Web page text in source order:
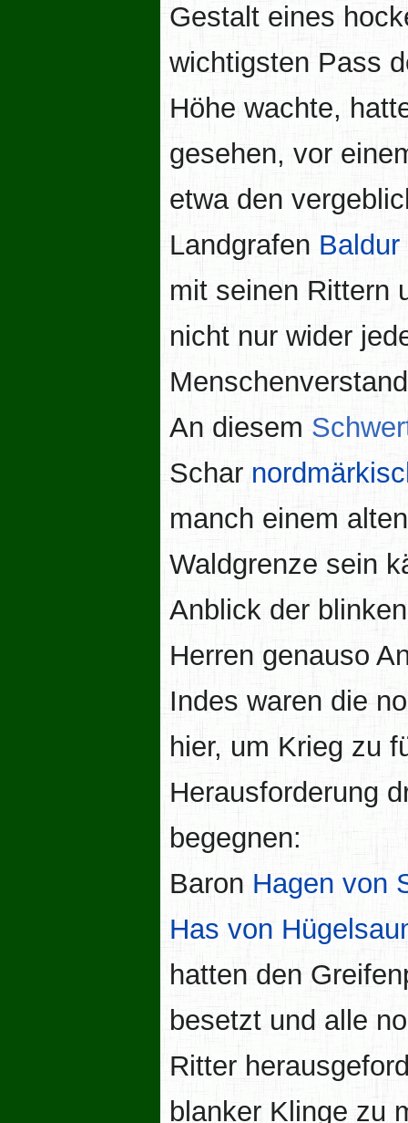
Gestalt eines
wichtigsten Pass
Höhe wachte,
gesehen, vor
etwa den
Landgrafen
mit seinen Rittern
nicht nur wider
An diesem
Schar
manch einem
Waldgrenze sein
Anblick der
Herren genauso
Indes waren die
hier, um Krieg zu
Herausforderung
begegnen:
Baron Hagen von
Has von
hatten den
besetzt und alle
Ritter
blanker Klinge zu